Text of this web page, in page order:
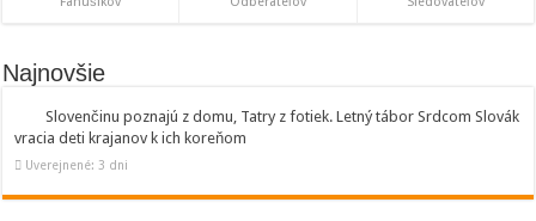
Najnovšie
Slovenčinu poznajú z domu, Tatry z fotiek. Letný tábor Srdcom Slovák
vracia deti krajanov k ich koreňom
Uverejnené: 3 dni